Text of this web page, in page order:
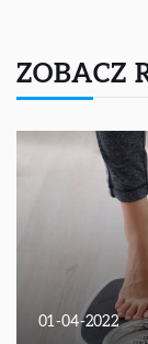
ZOBACZ
01-04-2022